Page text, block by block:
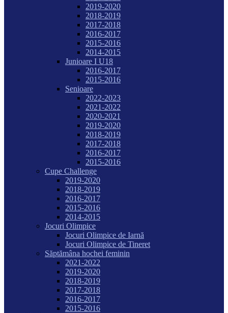
2019-2020
2018-2019
2017-2018
2016-2017
2015-2016
2014-2015
Junioare I U18
2016-2017
2015-2016
Senioare
2022-2023
2021-2022
2020-2021
2019-2020
2018-2019
2017-2018
2016-2017
2015-2016
Cupe Challenge
2019-2020
2018-2019
2016-2017
2015-2016
2014-2015
Jocuri Olimpice
Jocuri Olimpice de Iarnă
Jocuri Olimpice de Tineret
Săptămâna hochei feminin
2021-2022
2019-2020
2018-2019
2017-2018
2016-2017
2015-2016